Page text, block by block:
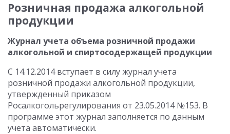
Розничная продажа алкогольной
продукции
Журнал учета объема розничной продажи
алкогольной и спиртосодержащей продукции
С 14.12.2014 вступает в силу журнал учета
розничной продажи алкогольной продукции,
утвержденный приказом
Росалкогольрегулирования от 23.05.2014 №153. В
программе этот журнал заполняется по данным
учета автоматически.